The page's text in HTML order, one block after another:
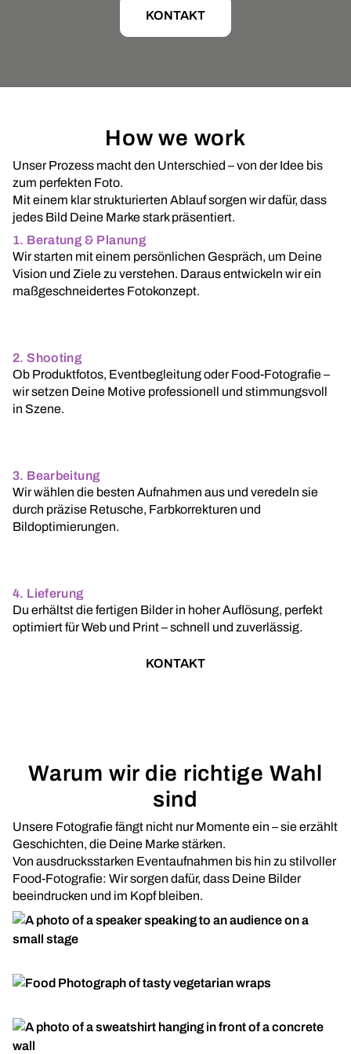
KONTAKT
How we work
Unser Prozess macht den Unterschied – von der Idee bis
zum perfekten Foto.
Mit einem klar strukturierten Ablauf sorgen wir dafür, dass
jedes Bild Deine Marke stark präsentiert.
1. Beratung & Planung
Wir starten mit einem persönlichen Gespräch, um Deine
Vision und Ziele zu verstehen. Daraus entwickeln wir ein
maßgeschneidertes Fotokonzept.
2. Shooting
Ob Produktfotos, Eventbegleitung oder Food-Fotografie –
wir setzen Deine Motive professionell und stimmungsvoll
in Szene.
3. Bearbeitung
Wir wählen die besten Aufnahmen aus und veredeln sie
durch präzise Retusche, Farbkorrekturen und
Bildoptimierungen.
4. Lieferung
Du erhältst die fertigen Bilder in hoher Auflösung, perfekt
optimiert für Web und Print – schnell und zuverlässig.
KONTAKT
Warum wir die richtige Wahl
sind
Unsere Fotografie fängt nicht nur Momente ein – sie erzählt
Geschichten, die Deine Marke stärken.
Von ausdrucksstarken Eventaufnahmen bis hin zu stilvoller
Food-Fotografie: Wir sorgen dafür, dass Deine Bilder
beeindrucken und im Kopf bleiben.